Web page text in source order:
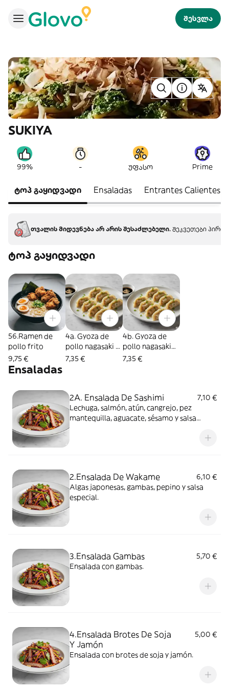
შესვლა
SUKIYA
99% - უფასო Prime
ტოპ გაყიდვადი Ensaladas Entrantes Calientes
თვალის მიდევნება არ არის შესაძლებელი. შეკვეთები
ტოპ გაყიდვადი
56.Ramen de
pollo frito
9,75 €
4a. Gyoza de
pollo nagasaki al
vapor(8unidades
7,35 €
4b. Gyoza de
pollo nagasaki
frito(8unidades)
7,35 €
Ensaladas
2A. Ensalada De Sashimi
7,10 €
Lechuga, salmón, atún, cangrejo, pez
mantequilla, aguacate, sésamo y salsa
2.Ensalada De Wakame
6,10 €
Algas japonesas, gambas, pepino y salsa
especial.
3.Ensalada Gambas
5,70 €
Ensalada con gambas.
4.Ensalada Brotes De Soja
Y Jamón
5,00 €
Ensalada con brotes de soja y jamón.